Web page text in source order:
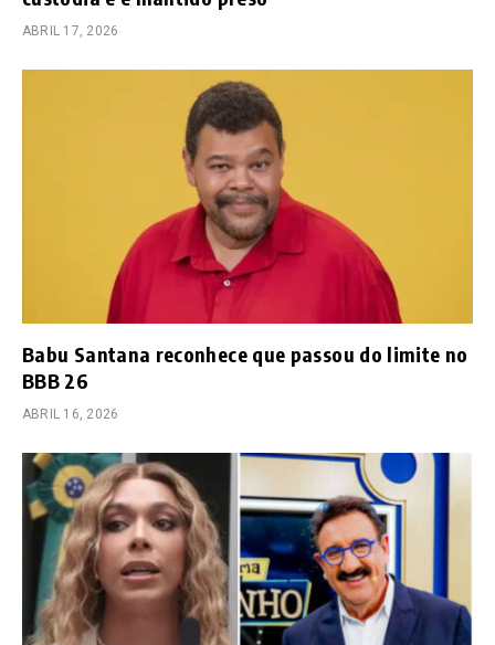
ABRIL 17, 2026
Babu Santana reconhece que passou do limite no
BBB 26
ABRIL 16, 2026